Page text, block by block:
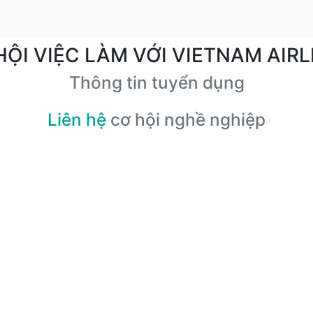
VIỆC LÀM VỚI VIETNAM
Thông tin tuyển dụng
Liên hệ cơ hội nghề nghiệp